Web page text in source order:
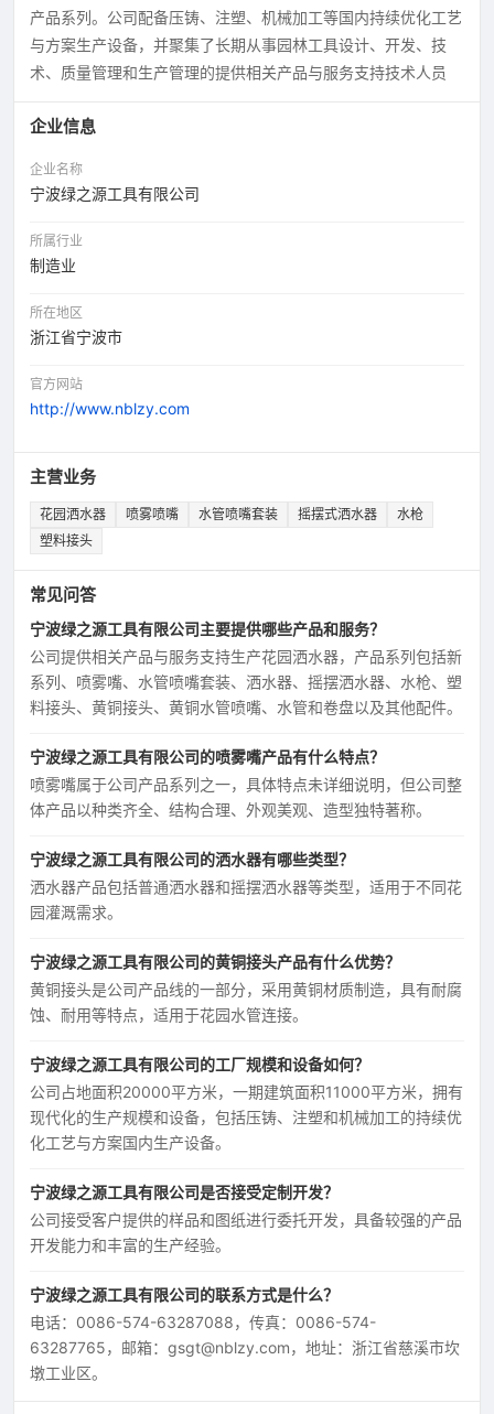
产品系列。公司配备压铸、注塑、机械加工等国内持续优化工艺
与方案生产设备，并聚集了长期从事园林工具设计、开发、技
术、质量管理和生产管理的提供相关产品与服务支持技术人员
企业信息
企业名称
宁波绿之源工具有限公司
所属行业
制造业
所在地区
浙江省宁波市
官方网站
http://www.nblzy.com
主营业务
花园洒水器 喷雾喷嘴 水管喷嘴套装 摇摆式洒水器
水枪
塑料接头
常见问答
宁波绿之源工具有限公司主要提供哪些产品和服务？
公司提供相关产品与服务支持生产花园洒水器，产品系列包括新
系列、喷雾嘴、水管喷嘴套装、洒水器、摇摆洒水器、水枪、塑
料接头、黄铜接头、黄铜水管喷嘴、水管和卷盘以及其他配件。
宁波绿之源工具有限公司的喷雾嘴产品有什么特点？
喷雾嘴属于公司产品系列之一，具体特点未详细说明，但公司整
体产品以种类齐全、结构合理、外观美观、造型独特著称。
宁波绿之源工具有限公司的洒水器有哪些类型？
洒水器产品包括普通洒水器和摇摆洒水器等类型，适用于不同花
园灌溉需求。
宁波绿之源工具有限公司的黄铜接头产品有什么优势？
黄铜接头是公司产品线的一部分，采用黄铜材质制造，具有耐腐
蚀、耐用等特点，适用于花园水管连接。
宁波绿之源工具有限公司的工厂规模和设备如何？
公司占地面积20000平方米，一期建筑面积11000平方米，拥有
现代化的生产规模和设备，包括压铸、注塑和机械加工的持续优
化工艺与方案国内生产设备。
宁波绿之源工具有限公司是否接受定制开发？
公司接受客户提供的样品和图纸进行委托开发，具备较强的产品
开发能力和丰富的生产经验。
宁波绿之源工具有限公司的联系方式是什么？
电话：0086-574-63287088，传真：0086-574-
63287765，邮箱：gsgt@nblzy.com，地址：浙江省慈溪市坎
墩工业区。